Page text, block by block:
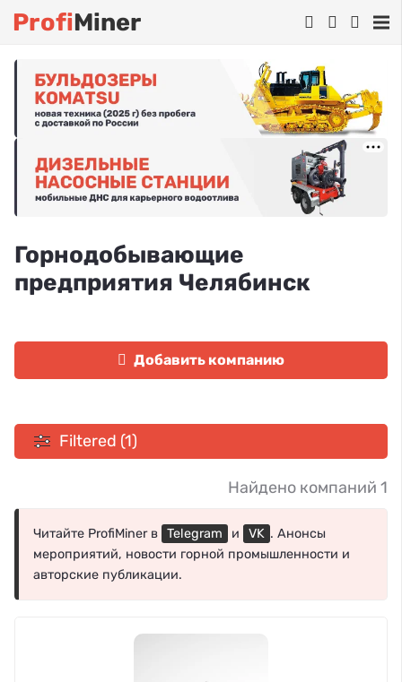
ProfiMiner
Горнодобывающие
предприятия Челябинск
Добавить компанию
Filtered (1)
Найдено компаний 1
Читайте ProfiMiner в Telegram и VK . Анонсы
мероприятий, новости горной промышленности и
авторские публикации.